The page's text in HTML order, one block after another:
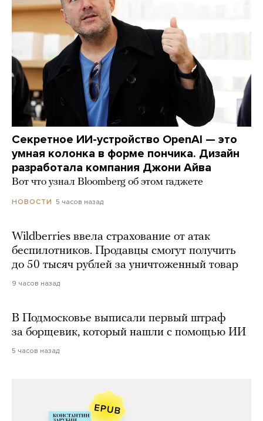
Секретное ИИ-устройство OpenAI — это
умная колонка в форме пончика. Дизайн
разработала компания Джони Айва
Вот что узнал Bloomberg об этом гаджете
НОВОСТИ 5 часов назад
Wildberries ввела страхование от атак
беспилотников. Продавцы смогут получить
до 50 тысяч рублей за уничтоженный товар
9 часов назад
В Подмосковье выписали первый штраф
за борщевик, который нашли с помощью ИИ
5 часов назад